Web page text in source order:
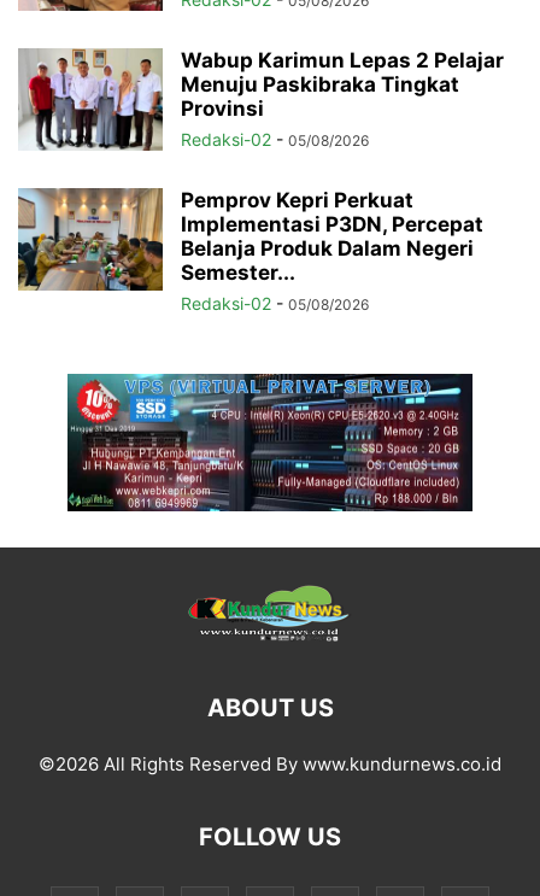
Wabup Karimun Lepas 2 Pelajar
Menuju Paskibraka Tingkat
Provinsi
Redaksi-02 - 05/08/2026
Pemprov Kepri Perkuat
Implementasi P3DN, Percepat
Belanja Produk Dalam Negeri
Semester...
Redaksi-02 - 05/08/2026
ABOUT US
©2026 All Rights Reserved By www.kundurnews.co.id
FOLLOW US